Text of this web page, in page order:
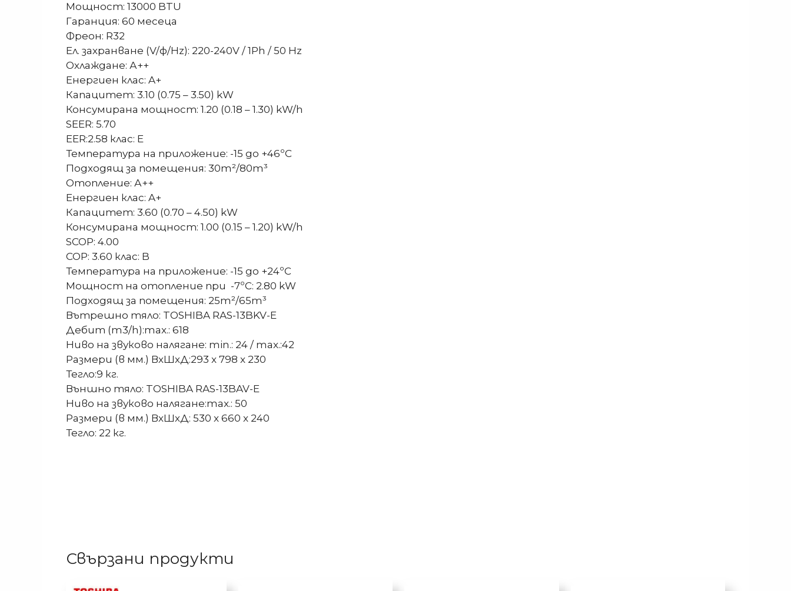
Мощност: 13000 BTU
Гаранция: 60 месеца
Фреон: R32
Ел. захранване (V/ф/Hz): 220-240V / 1Ph / 50 Hz
Охлаждане: А++
Енергиен клас: A+
Капацитет: 3.10 (0.75 – 3.50) kW
Консумирана мощност: 1.20 (0.18 – 1.30) kW/h
SEER: 5.70
EER:2.58 клас: E
Температура на приложение: -15 до +46ºC
Подходящ за помещения: 30m²/80m³
Отопление: А++
Енергиен клас: A+
Капацитет: 3.60 (0.70 – 4.50) kW
Консумирана мощност: 1.00 (0.15 – 1.20) kW/h
SCOP: 4.00
COP: 3.60 клас: B
Температура на приложение: -15 до +24ºC
Мощност на отопление при -7ºC: 2.80 kW
Подходящ за помещения: 25m²/65m³
Вътрешно тяло: TOSHIBA RAS-13BKV-E
Дебит (m3/h):max.: 618
Ниво на звуково налягане: min.: 24 / max.:42
Размери (в мм.) ВхШхД:293 x 798 x 230
Тегло:9 кг.
Външно тяло: TOSHIBA RAS-13BAV-E
Ниво на звуково налягане:max.: 50
Размери (в мм.) ВхШхД: 530 x 660 x 240
Тегло: 22 кг.
Свързани продукти